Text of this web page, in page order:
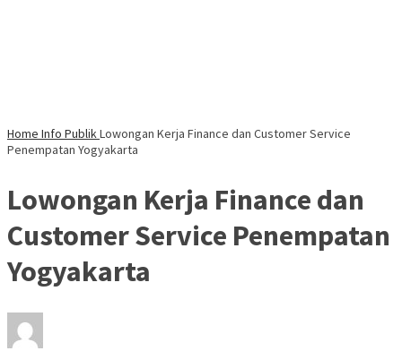
Home Info PublikLowongan Kerja Finance dan Customer Service
Penempatan Yogyakarta
Lowongan Kerja Finance dan
Customer Service Penempatan
Yogyakarta